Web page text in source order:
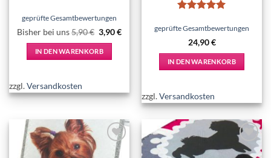
mit5von
geprüfte Gesamtbewertungen
Bisher bei uns5,90€ Ursprünglicher
Preis
war:
5,90 €
3,90€Aktueller
IN DEN WARENKORB
zzgl.Versandkosten
mit5von
geprüfte Gesamtbewertungen
24,90€
IN DEN WARENKORB
zzgl.Versandkosten
Add to
Add to